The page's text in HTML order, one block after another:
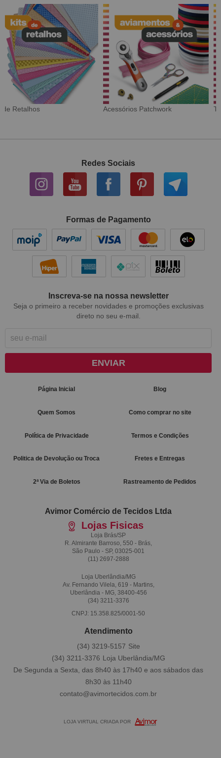
Tecido Digital Sarja Impermeável
Redes Sociais
Formas de Pagamento
Inscreva-se na nossa newsletter
Seja o primeiro a receber novidades e promoções exclusivas
direto no seu e-mail.
ENVIAR
Página Inicial Blog
Quem Somos Como comprar no site
Política de Privacidade Termos e Condições
Politica de Devolução ou Troca Fretes e Entregas
2ª Via de Boletos Rastreamento de Pedidos
Avimor Comércio de Tecidos Ltda
Lojas Fisicas
Loja Brás/SP
R. Almirante Barroso, 550 - Brás,
São Paulo - SP, 03025-001
(11) 2697-2888
Loja Uberlândia/MG
Av. Fernando Vilela, 619 - Martins,
Uberlândia - MG, 38400-456
(34) 3211-3376
CNPJ: 15.358.825/0001-50
Atendimento
(34) 3211-3376
(34) 3219-5157
De Segunda a Sexta, das 8h40 às 17h40 e aos sábados das
8h30 às 11h40
contato@avimortecidos.com.br
LOJA VIRTUAL CRIADA POR